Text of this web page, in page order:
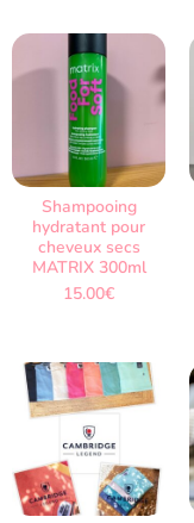
Shampooing
hydratant pour
cheveux secs
MATRIX 300ml
15.00€